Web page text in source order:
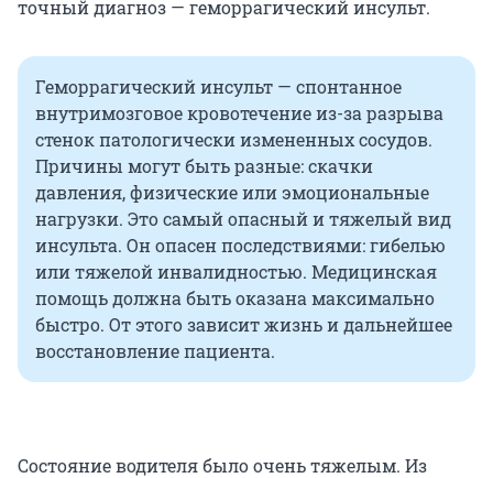
точный диагноз — геморрагический инсульт.
Геморрагический инсульт — спонтанное
внутримозговое кровотечение из-за разрыва
стенок патологически измененных сосудов.
Причины могут быть разные: скачки
давления, физические или эмоциональные
нагрузки. Это самый опасный и тяжелый вид
инсульта. Он опасен последствиями: гибелью
или тяжелой инвалидностью. Медицинская
помощь должна быть оказана максимально
быстро. От этого зависит жизнь и дальнейшее
восстановление пациента.
Состояние водителя было очень тяжелым. Из